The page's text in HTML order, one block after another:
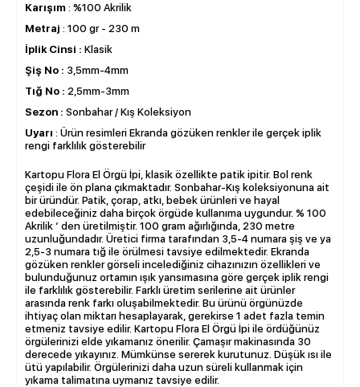
Karışım : %100 Akrilik
Metraj : 100 gr - 230 m
İplik Cinsi : Klasik
Şiş No : 3,5mm-4mm
Tığ No : 2,5mm-3mm
Sezon : Sonbahar / Kış Koleksiyon
Uyarı : Ürün resimleri Ekranda gözüken renkler ile gerçek iplik
rengi farklılık gösterebilir
Kartopu Flora El Örgü İpi, klasik özellikte patik ipitir. Bol renk
çeşidi ile ön plana çıkmaktadır. Sonbahar-Kış koleksiyonuna ait
bir üründür. Patik, çorap, atkı, bebek ürünleri ve hayal
edebileceğiniz daha birçok örgüde kullanıma uygundur. % 100
Akrilik ‘ den üretilmiştir. 100 gram ağırlığında, 230 metre
uzunluğundadır. Üretici firma tarafından 3,5-4 numara şiş ve ya
2,5-3 numara tığ ile örülmesi tavsiye edilmektedir. Ekranda
gözüken renkler görseli incelediğiniz cihazınızın özellikleri ve
bulunduğunuz ortamın ışık yansımasına göre gerçek iplik rengi
ile farklılık gösterebilir. Farklı üretim serilerine ait ürünler
arasında renk farkı oluşabilmektedir. Bu ürünü örgünüzde
ihtiyaç olan miktarı hesaplayarak, gerekirse 1 adet fazla temin
etmeniz tavsiye edilir. Kartopu Flora El Örgü İpi ile ördüğünüz
örgülerinizi elde yıkamanız önerilir. Çamaşır makinasında 30
derecede yıkayınız. Mümkünse sererek kurutunuz. Düşük ısı ile
ütü yapılabilir. Örgülerinizi daha uzun süreli kullanmak için
yıkama talimatına uymanız tavsiye edilir.